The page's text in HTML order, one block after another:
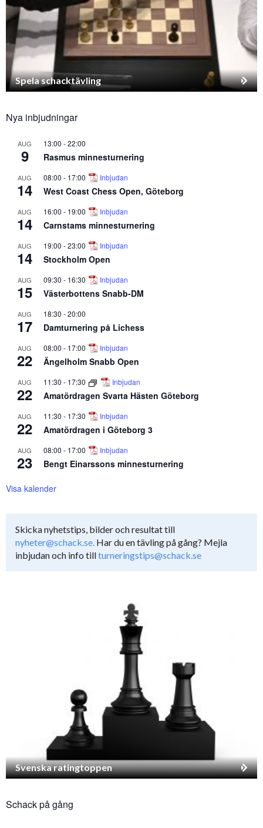
Spela schacktävling
Nya inbjudningar
AUG
9
13:00 -22:00
Rasmus minnesturnering
AUG
14
08:00 - 17:00 Inbjudan
West Coast Chess Open, Göteborg
AUG
14
16:00 - 19:00 Inbjudan
Carnstams minnesturnering
AUG
14
19:00 -23:00 Inbjudan
Stockholm Open
AUG
15
09:30 - 16:30 Inbjudan
Västerbottens Snabb-DM
AUG
17
18:30 -20:00
Damturnering på Lichess
AUG
22
08:00 - 17:00 Inbjudan
Ängelholm Snabb Open
AUG
22
11:30 - 17:30 Inbjudan
Amatördragen Svarta Hästen Göteborg
AUG
22
11:30 - 17:30 Inbjudan
Amatördragen i Göteborg 3
AUG
23
08:00 - 17:00 Inbjudan
Bengt Einarssons minnesturnering
Visa kalender
Skicka nyhetstips, bilder och resultat till
nyheter@schack.se. Har du en tävling på gång? Mejla
inbjudan och info tillturneringstips@schack.se
Svenska ratingtoppen
Schack på gång